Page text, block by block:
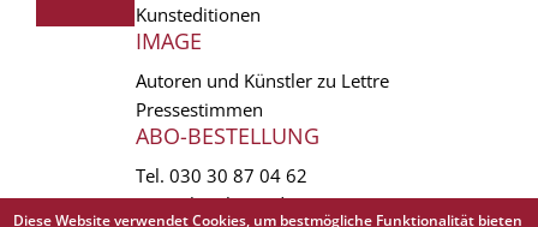
Kunsteditionen
IMAGE
Autoren und Künstler zu Lettre
Pressestimmen
ABO-BESTELLUNG
Tel. 030 30 87 04 62
vertrieb(at)lettre.de
Diese Website verwendet Cookies, um bestmögliche Funktionalität bieten